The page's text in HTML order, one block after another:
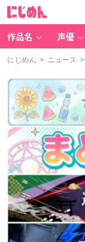
作品名 声優
にじめん > ニュース >